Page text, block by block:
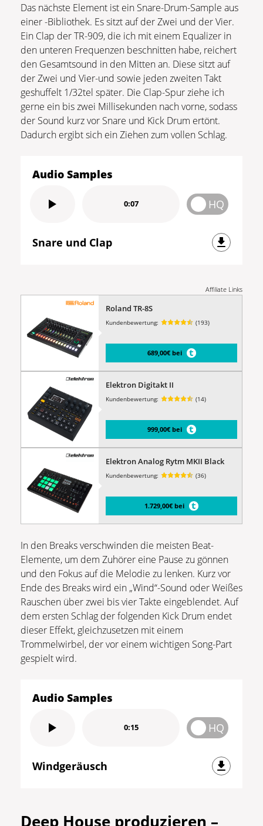
Das nächste Element ist ein Snare-Drum-Sample aus
einer -Bibliothek. Es sitzt auf der Zwei und der Vier.
Ein Clap der TR-909, die ich mit einem Equalizer in
den unteren Frequenzen beschnitten habe, reichert
den Gesamtsound in den Mitten an. Diese sitzt auf
der Zwei und Vier-und sowie jeden zweiten Takt
geshuffelt 1/32tel später. Die Clap-Spur ziehe ich
gerne ein bis zwei Millisekunden nach vorne, sodass
der Sound kurz vor Snare und Kick Drum ertönt.
Dadurch ergibt sich ein Ziehen zum vollen Schlag.
Audio Samples
0:07 HQ
Snare und Clap
Affiliate Links
Roland TR-8S
Kundenbewertung: (193)
689,00€ bei
Elektron Digitakt II
Kundenbewertung: (14)
999,00€ bei
Elektron Analog Rytm MKII Black
Kundenbewertung: (36)
1.729,00€ bei
In den Breaks verschwinden die meisten Beat-
Elemente, um dem Zuhörer eine Pause zu gönnen
und den Fokus auf die Melodie zu lenken. Kurz vor
Ende des Breaks wird ein „Wind“-Sound oder Weißes
Rauschen über zwei bis vier Takte eingeblendet. Auf
dem ersten Schlag der folgenden Kick Drum endet
dieser Effekt, gleichzusetzen mit einem
Trommelwirbel, der vor einem wichtigen Song-Part
gespielt wird.
Audio Samples
0:15 HQ
Windgeräusch
Deep House produzieren –